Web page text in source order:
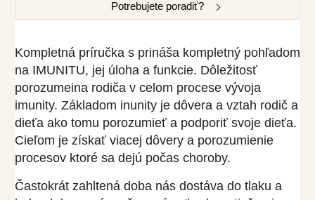
Potrebujete poradiť?
Kompletná príručka s prináša kompletný pohľadom
na IMUNITU, jej úloha a funkcie. Dôležitosť
porozumeina rodiča v celom procese vývoja
imunity. Základom inunity je dôvera a vztah rodič a
dieťa ako tomu porozumieť a podporiť svoje dieťa.
Cieľom je získať viacej dôvery a porozumienie
procesov ktoré sa dejú počas choroby.
Častokrát zahltená doba nás dostáva do tlaku a